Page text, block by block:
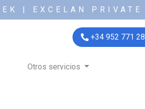
| EXCELAN
+34 952 771
Otros servicios